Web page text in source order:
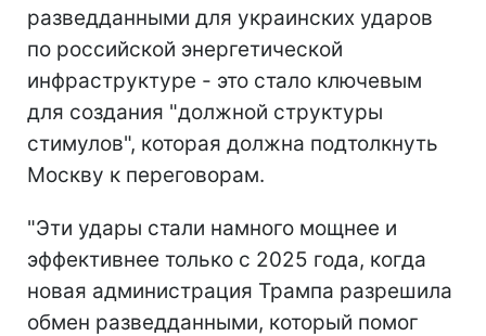
разведданными для украинских ударов
по российской энергетической
инфраструктуре - это стало ключевым
для создания "должной структуры
стимулов", которая должна подтолкнуть
Москву к переговорам.
"Эти удары стали намного мощнее и
эффективнее только с 2025 года, когда
новая администрация Трампа разрешила
обмен разведданными, который помог